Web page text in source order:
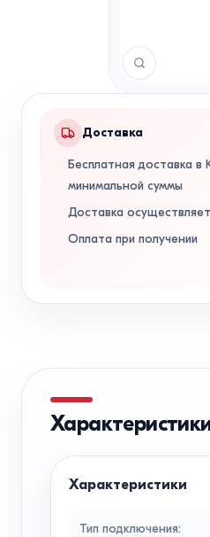
Доставка
Бесплатная доставка в
минимальной суммы
Доставка
Оплата при получении
Характеристики
Тип подключения: